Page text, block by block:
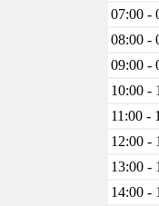
07:00 -
08:00 -
09:00 -
10:00 -
11:00 -
12:00 -
13:00 -
14:00 -